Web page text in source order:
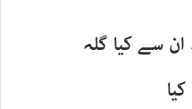
سے کیا گلہ